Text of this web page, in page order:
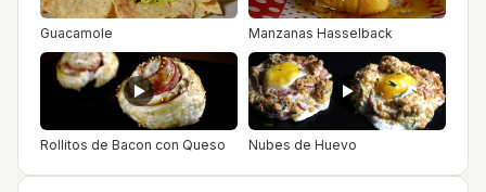
Guacamole Manzanas Hasselback
Rollitos de Bacon con Queso Nubes de Huevo